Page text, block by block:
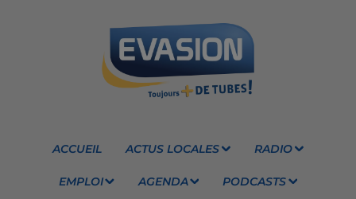
ACCUEIL ACTUS LOCALES RADIO
EMPLOI AGENDA PODCASTS